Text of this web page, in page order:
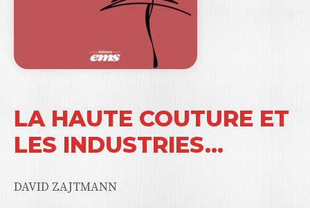
LA HAUTE COUTURE ET
LES INDUSTRIES…
DAVID ZAJTMANN